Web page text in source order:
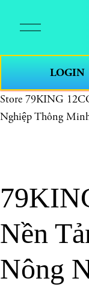
O
e
e
n
u
LOGIN
Store 79KING
Nghiệp Thông
Nền
Nông